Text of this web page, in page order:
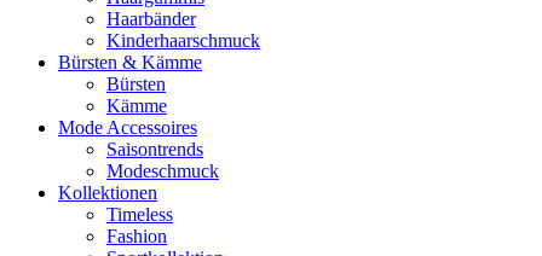
Haarbänder
Kinderhaarschmuck
Bürsten & Kämme
Bürsten
Kämme
Mode Accessoires
Saisontrends
Modeschmuck
Kollektionen
Timeless
Fashion